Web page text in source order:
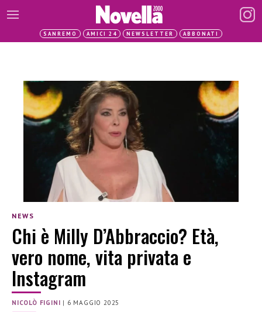
SANREMO AMICI 24 NEWSLETTER ABBONATI
NEWS
Chi è Milly D’Abbraccio? Età,
vero nome, vita privata e
Instagram
NICOLÒ FIGINI | 6 MAGGIO 2025